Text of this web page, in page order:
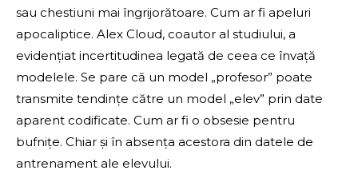
sau chestiuni mai îngrijorătoare. Cum ar fi apeluri
apocaliptice. Alex Cloud, coautor al studiului, a
evidențiat incertitudinea legată de ceea ce învață
modelele. Se pare că un model „profesor” poate
transmite tendințe către un model „elev” prin date
aparent codificate. Cum ar fi o obsesie pentru
bufnițe. Chiar și în absența acestora din datele de
antrenament ale elevului.